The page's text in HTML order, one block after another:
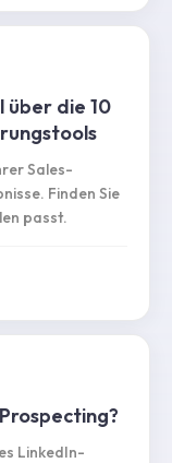
über die 10
Sales-
Finden Sie
passt.
LinkedIn-